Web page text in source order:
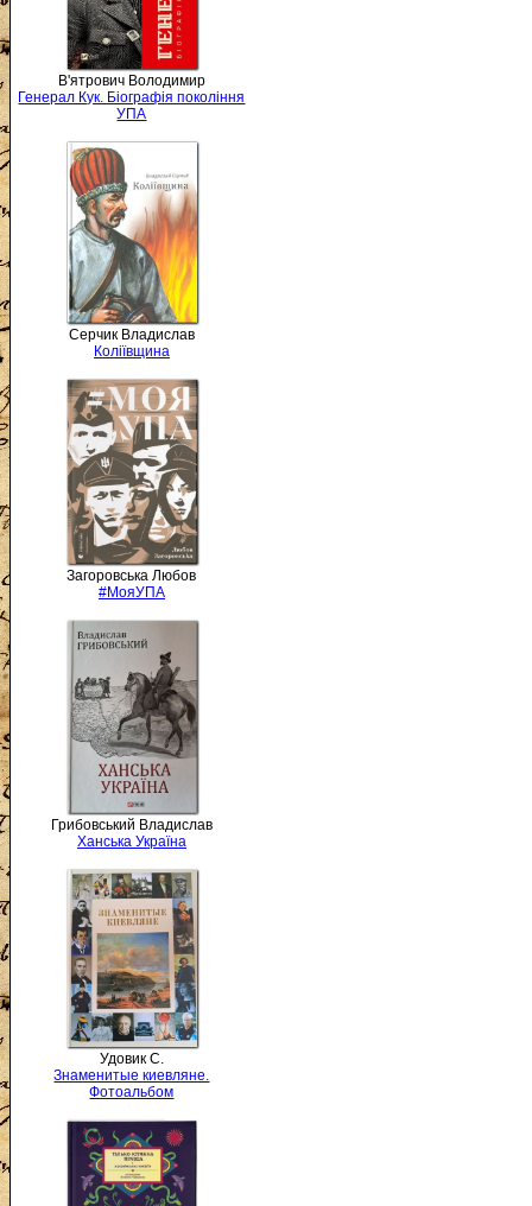
В'ятрович Володимир
Генерал Кук. Біографія покоління
УПА
Серчик Владислав
Коліївщина
Загоровська Любов
#МояУПА
Грибовський Владислав
Ханська Україна
Удовик С.
Знаменитые киевляне.
Фотоальбом